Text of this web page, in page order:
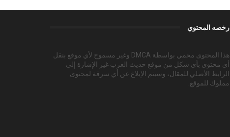
رخصه المحتوي
هذا المحتوى محمي بواسطة DMCA وغير مسموح لأي موقع بنقل
أي محتوى بأي شكل من موقع حديث العرب غير الإشارة إلى
الرابط الأصلي للمقال، وسيتم الإبلاغ عن أي سرقة لمحتوى
مملوك للموقع.